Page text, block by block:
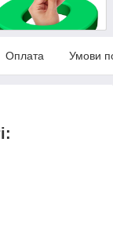
Оплата Умови